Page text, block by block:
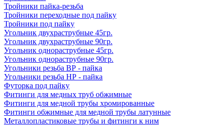
Тройники пайка-резьба
Тройники переходные под пайку
Тройники под пайку
Угольник двухраструбные 45гр.
Угольник двухраструбные 90гр.
Угольник однораструбные 45гр.
Угольник однораструбные 90гр.
Угольники резьба ВР - пайка
Угольники резьба НР - пайка
Футорка под пайку
Фитинги для медных труб обжимные
Фитинги для медной трубы хромированные
Фитинги обжимные для медной трубы латунные
Металлопластиковые трубы и фитинги к ним